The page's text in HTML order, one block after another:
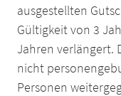
ausgestellten
Gültigkeit von 3
Jahren verlängert.
nicht
Personen